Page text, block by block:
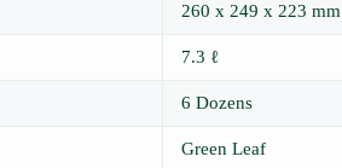
260 x 249 x 223 mm
7.3 ℓ
6 Dozens
Green Leaf